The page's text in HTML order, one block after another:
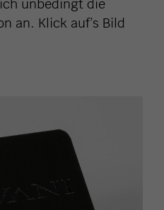
unbedingt die
an. Klick auf’s Bild